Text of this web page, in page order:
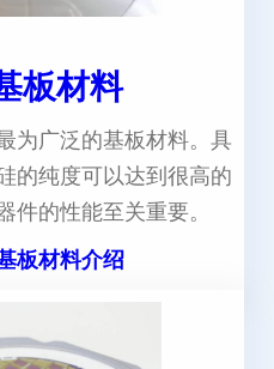
板材料
为广泛的基板材料。具
的纯度可以达到很高的
件的性能至关重要。
板材料介绍